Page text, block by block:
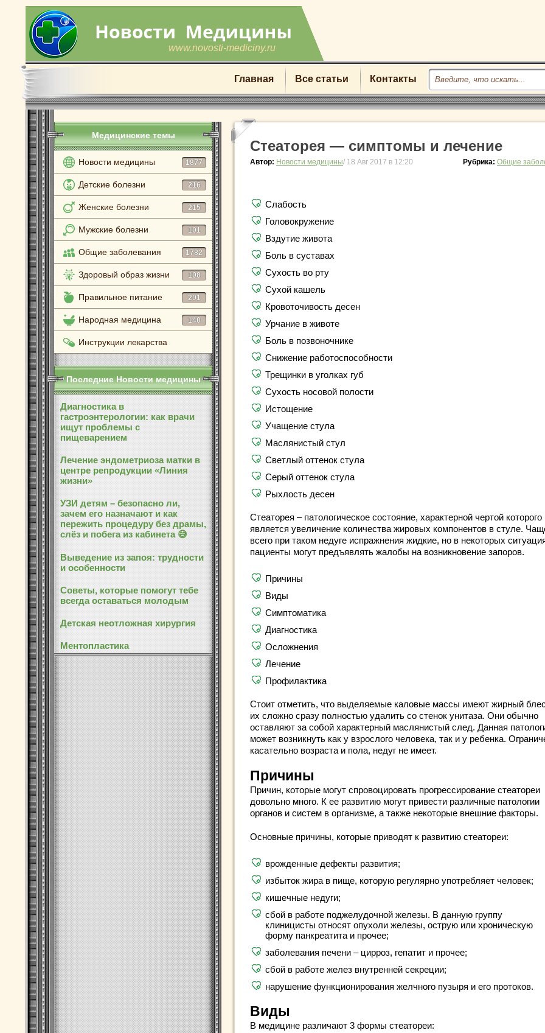
www.novosti-mediciny.ru
Главная Все статьи Контакты
Медицинские темы
Новости медицины 1877
Детские болезни 216
Женские болезни 215
Мужские болезни 101
Общие заболевания 1782
Здоровый образ жизни 108
Правильное питание 201
Народная медицина 140
Инструкции лекарства
Последние Новости медицины
Диагностика в
гастроэнтерологии: как врачи
ищут проблемы с
пищеварением
Лечение эндометриоза матки в
центре репродукции «Линия
жизни»
УЗИ детям – безопасно ли,
зачем его назначают и как
пережить процедуру без драмы,
слёз и побега из кабинета 😅
Выведение из запоя: трудности
и особенности
Советы, которые помогут тебе
всегда оставаться молодым
Детская неотложная хирургия
Ментопластика
Стеаторея — симптомы и лечение
Автор: Новости медицины/ 18 Авг 2017 в 12:20 Рубрика: Общие
Слабость
Головокружение
Вздутие живота
Боль в суставах
Сухость во рту
Сухой кашель
Кровоточивость десен
Урчание в животе
Боль в позвоночнике
Снижение работоспособности
Трещинки в уголках губ
Сухость носовой полости
Истощение
Учащение стула
Маслянистый стул
Светлый оттенок стула
Серый оттенок стула
Рыхлость десен
Стеаторея – патологическое состояние, характерной чертой которого
является увеличение количества жировых компонентов в стуле.
всего при таком недуге испражнения жидкие, но в некоторых
пациенты могут предъявлять жалобы на возникновение запоров.
Причины
Виды
Симптоматика
Диагностика
Осложнения
Лечение
Профилактика
Стоит отметить, что выделяемые каловые массы имеют жирный
их сложно сразу полностью удалить со стенок унитаза. Они обычно
оставляют за собой характерный маслянистый след. Данная
может возникнуть как у взрослого человека, так и у ребенка.
касательно возраста и пола, недуг не имеет.
Причины
Причин, которые могут спровоцировать прогрессирование стеатореи
довольно много. К ее развитию могут привести различные патологии
органов и систем в организме, а также некоторые внешние факторы.
Основные причины, которые приводят к развитию стеатореи:
врожденные дефекты развития;
избыток жира в пище, которую регулярно употребляет человек;
кишечные недуги;
сбой в работе поджелудочной железы. В данную группу
клиницисты относят опухоли железы, острую или хроническую
форму панкреатита и прочее;
заболевания печени – цирроз, гепатит и прочее;
сбой в работе желез внутренней секреции;
нарушение функционирования желчного пузыря и его протоков.
Виды
В медицине различают 3 формы стеатореи: